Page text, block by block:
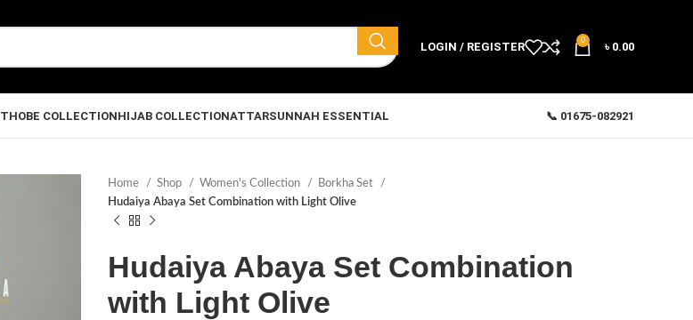
LOGIN / REGISTER 0 ৳ 0.00
THOBE COLLECTIONHIJAB COLLECTIONATTARSUNNAH ESSENTIAL 📞 01675-082921
Home Shop Women's Collection
Borkha Set
Hudaiya Abaya Set Combination with Light Olive
Hudaiya Abaya Set Combination
with Light Olive